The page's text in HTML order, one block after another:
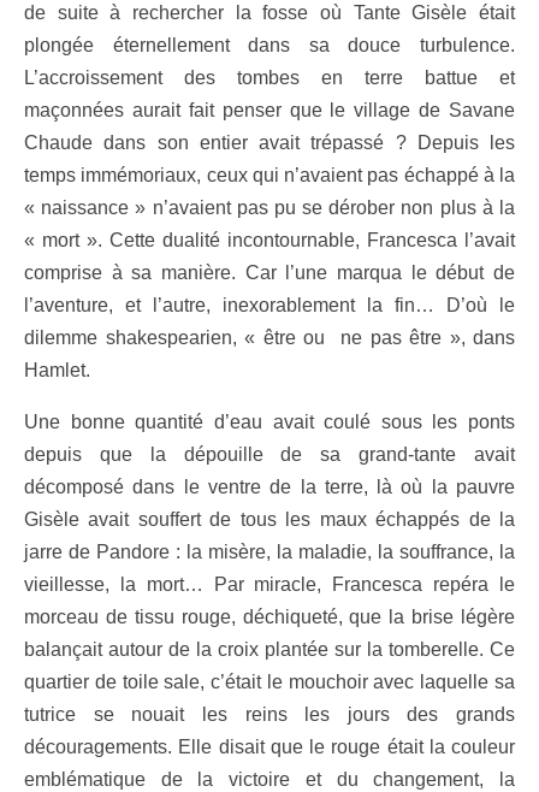
de suite à rechercher la fosse où Tante Gisèle était
plongée éternellement dans sa douce turbulence.
L’accroissement des tombes en terre battue et
maçonnées aurait fait penser que le village de Savane
Chaude dans son entier avait trépassé ? Depuis les
temps immémoriaux, ceux qui n’avaient pas échappé à la
« naissance » n’avaient pas pu se dérober non plus à la
« mort ». Cette dualité incontournable, Francesca l’avait
comprise à sa manière. Car l’une marqua le début de
l’aventure, et l’autre, inexorablement la fin… D’où le
dilemme shakespearien, « être ou ne pas être », dans
Hamlet.
Une bonne quantité d’eau avait coulé sous les ponts
depuis que la dépouille de sa grand-tante avait
décomposé dans le ventre de la terre, là où la pauvre
Gisèle avait souffert de tous les maux échappés de la
jarre de Pandore : la misère, la maladie, la souffrance, la
vieillesse, la mort… Par miracle, Francesca repéra le
morceau de tissu rouge, déchiqueté, que la brise légère
balançait autour de la croix plantée sur la tomberelle. Ce
quartier de toile sale, c’était le mouchoir avec laquelle sa
tutrice se nouait les reins les jours des grands
découragements. Elle disait que le rouge était la couleur
emblématique de la victoire et du changement, la